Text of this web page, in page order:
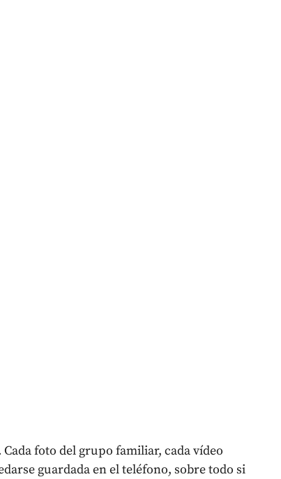
foto del grupo familiar, cada vídeo
guardada en el teléfono, sobre todo si